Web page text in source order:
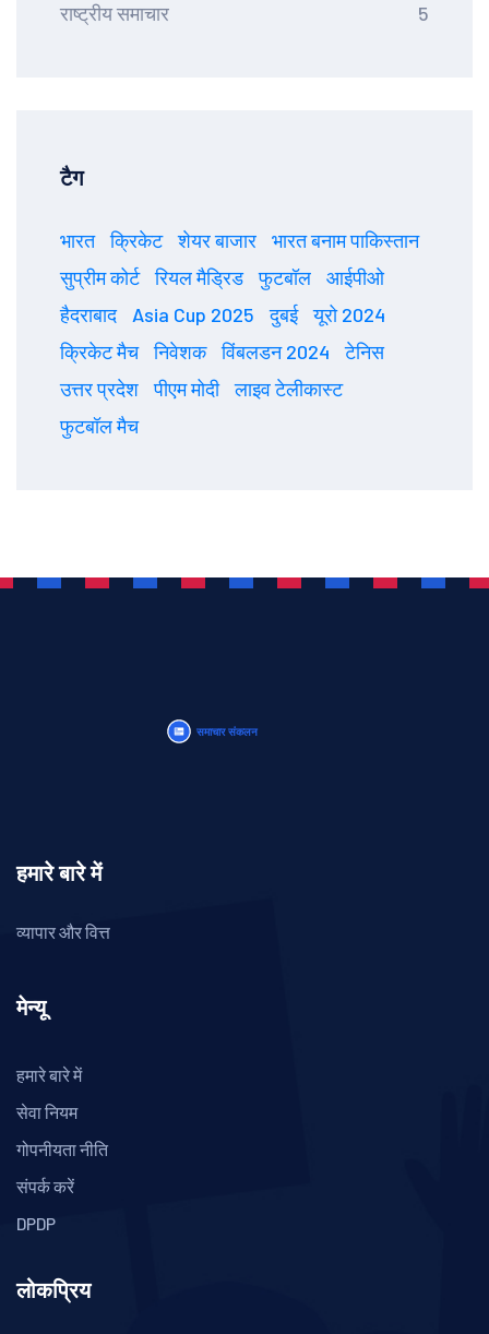
राष्ट्रीय समाचार 5
टैग
भारत क्रिकेट शेयर बाजार
भारत बनाम पाकिस्तान
सुप्रीम कोर्ट
रियल मैड्रिड फुटबॉल
आईपीओ
हैदराबाद
Asia Cup 2025 दुबई
यूरो 2024
क्रिकेट मैच
निवेशक विंबलडन 2024
टेनिस
उत्तर प्रदेश
पीएम मोदी
लाइव टेलीकास्ट
फुटबॉल मैच
हमारे बारे में
व्यापार और वित्त
मेन्यू
हमारे बारे में
सेवा नियम
गोपनीयता नीति
संपर्क करें
DPDP
लोकप्रिय